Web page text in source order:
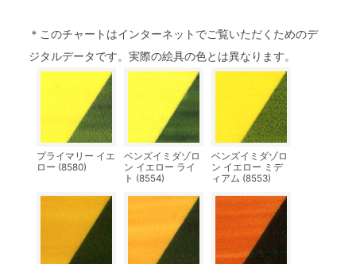
＊このチャートはインターネットでご覧いただくためのデ
ジタルデータです。実際の絵具の色とは異なります。
プライマリー イエ
ロー (8580)
ベンズイミダゾロ
ン イエロー ライ
ト (8554)
ベンズイミダゾロ
ン イエロー ミデ
ィアム (8553)